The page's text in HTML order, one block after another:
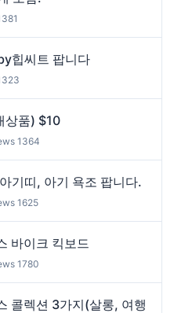
힙씨트 팝니다
상품) $10
1364
기띠, 아기 욕조 팝니다.
1625
바이크 킥보드
1780
콜렉션 3가지(살롱, 여행